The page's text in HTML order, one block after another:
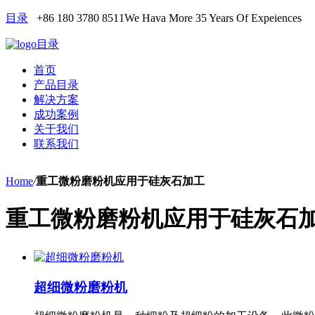
目录 +86 180 3780 8511We Hava More 35 Years Of Expeiences
目录
首页
产品目录
解决方案
成功案例
关于我们
联系我们
Home/重工微粉磨粉机应用于硅灰石加工
重工微粉磨粉机应用于硅灰石
超细微粉磨粉机